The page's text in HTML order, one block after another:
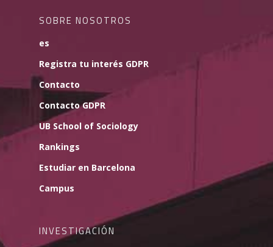
SOBRE NOSOTROS
es
Registra tu interés GDPR
Contacto
Contacto GDPR
UB School of Sociology
Rankings
Estudiar en Barcelona
Campus
INVESTIGACIÓN